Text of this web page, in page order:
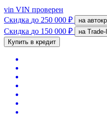
vin VIN проверен
Скидка до 250 000 ₽ на
Скидка до 150 000 ₽
на
Купить в кредит